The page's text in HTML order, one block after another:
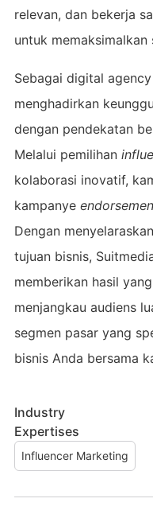
relevan, dan bekerja
untuk memaksimalkan
Sebagai digital
menghadirkan
dengan pendekatan
Melalui pemilihan
kolaborasi inovatif,
kampanye
Dengan
tujuan bisnis,
memberikan hasil
menjangkau audiens
segmen pasar yang
bisnis Anda bersama
Industry
Expertises
Influencer Marketing